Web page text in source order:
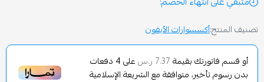
أكسسوارات الأيفون
بقيمة 7.37 ر.س على4دفعات
متوافقة مع الشريعة الإسلامية